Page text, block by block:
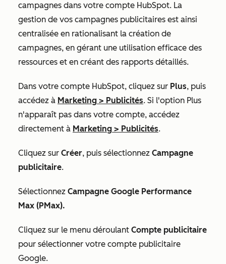
campagnes dans votre compte HubSpot. La
gestion de vos campagnes publicitaires est ainsi
centralisée en rationalisant la création de
campagnes, en gérant une utilisation efficace des
ressources et en créant des rapports détaillés.
Dans votre compte HubSpot, cliquez sur Plus, puis
accédez à Marketing > Publicités. Si l'option Plus
n'apparaît pas dans votre compte, accédez
directement à Marketing > Publicités.
Cliquez sur Créer, puis sélectionnez Campagne
publicitaire.
Sélectionnez Campagne Google Performance
Max (PMax).
Cliquez sur le menu déroulant Compte publicitaire
pour sélectionner votre compte publicitaire
Google.